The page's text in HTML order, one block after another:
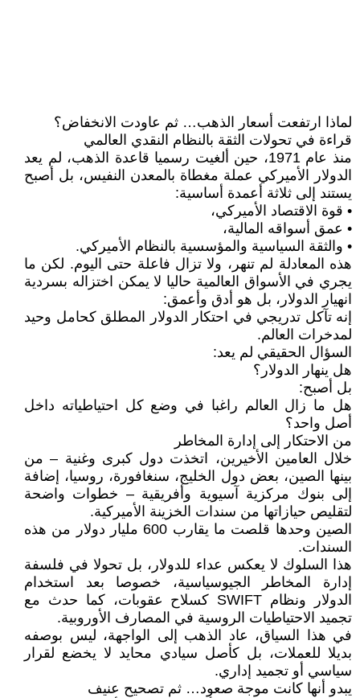
لماذا ارتفعت أسعار الذهب… ثم عاودت الانخفاض؟
قراءة في تحولات الثقة بالنظام النقدي العالمي
منذ عام 1971، حين ألغيت رسميا قاعدة الذهب، لم يعد
الدولار الأميركي عملة مغطاة بالمعدن النفيس، بل أصبح
يستند إلى ثلاثة أعمدة أساسية:
• قوة الاقتصاد الأميركي،
• عمق أسواقه المالية،
• والثقة السياسية والمؤسسية بالنظام الأميركي.
هذه المعادلة لم تنهر، ولا تزال فاعلة حتى اليوم. لكن ما
يجري في الأسواق العالمية حاليا لا يمكن اختزاله بسردية
انهيار الدولار، بل هو أدق وأعمق:
إنه تآكل تدريجي في احتكار الدولار المطلق كحامل وحيد
لمدخرات العالم.
السؤال الحقيقي لم يعد:
هل ينهار الدولار؟
بل أصبح:
هل ما زال العالم راغبا في وضع كل احتياطياته داخل
أصل واحد؟
من الاحتكار إلى إدارة المخاطر
خلال العامين الأخيرين، اتخذت دول كبرى وغنية – من
بينها الصين، بعض دول الخليج، سنغافورة، روسيا، إضافة
إلى بنوك مركزية آسيوية وأفريقية – خطوات واضحة
لتقليص حيازاتها من سندات الخزينة الأميركية.
الصين وحدها قلصت ما يقارب 600 مليار دولار من هذه
السندات.
هذا السلوك لا يعكس عداء للدولار، بل تحولا في فلسفة
إدارة المخاطر الجيوسياسية، خصوصا بعد استخدام
الدولار ونظام SWIFT كسلاح عقوبات، كما حدث مع
تجميد الاحتياطيات الروسية في المصارف الأوروبية.
في هذا السياق، عاد الذهب إلى الواجهة، ليس بوصفه
بديلا للعملات، بل كأصل سيادي محايد لا يخضع لقرار
سياسي أو تجميد إداري.
يبدو أنها كانت موجة صعود… ثم تصحيح عنيف